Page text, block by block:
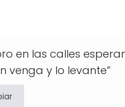
en las calles
venga y lo levante”